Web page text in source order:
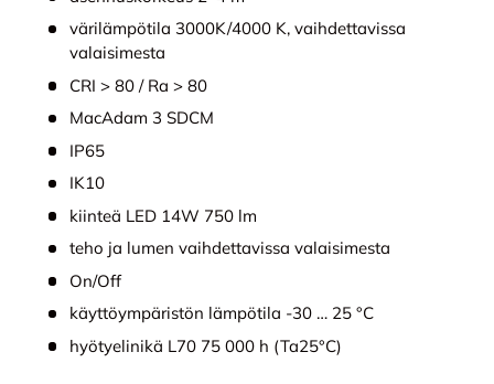
värilämpötila 3000K/4000 K, vaihdettavissa
valaisimesta
CRI > 80 / Ra > 80
MacAdam 3 SDCM
IP65
IK10
kiinteä LED 14W 750 lm
teho ja lumen vaihdettavissa valaisimesta
On/Off
käyttöympäristön lämpötila -30 … 25 °C
hyötyelinikä L70 75 000 h (Ta25°C)